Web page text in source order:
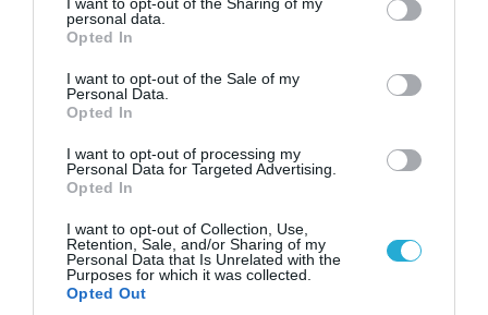
grant or deny consent to Google and its third-party tags to
use your data for below specified purposes in below Google
consent section.
personal data.
Opted In
I want to opt-out of the Sale of my
Personal Data.
Opted In
I want to opt-out of processing my
Personal Data for Targeted Advertising.
Opted In
I want to opt-out of Collection, Use,
Retention, Sale, and/or Sharing of my
Personal Data that Is Unrelated with the
Purposes for which it was collected.
Opted Out
Ο Γιάννης Αλαφούζος «τέλειωσε» τον
Κωνσταντίνο Ζούλα από τον ΣΚΑΪ – Ο λόγος της
απομάκρυνσής του